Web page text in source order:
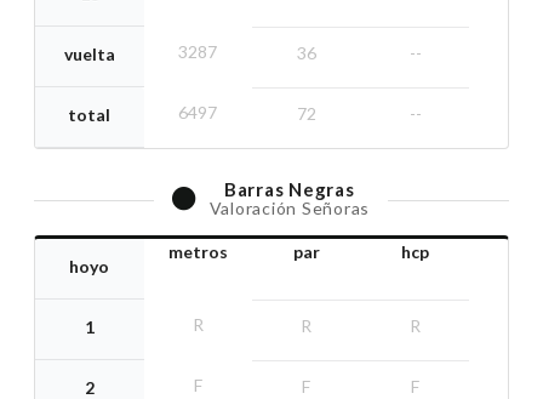
vuelta
total
3287
6497
36
72
--
--
Barras Negras
Valoración Señoras
hoyo
1
2
metros
R
F
par
R
F
hcp
R
F